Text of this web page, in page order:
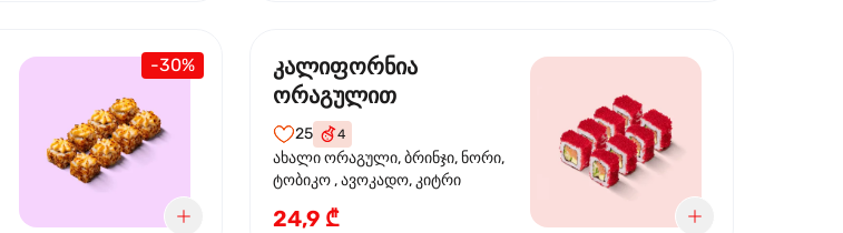
-30%
კალიფორნია
ორაგულით
25 4
ახალი ორაგული, ბრინჯი, ნორი,
ტობიკო , ავოკადო, კიტრი
24,9 ₾